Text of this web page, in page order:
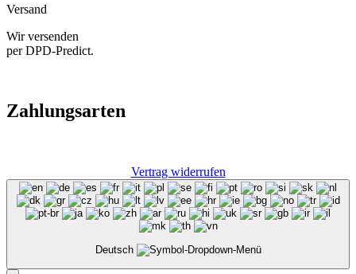
Versand
Wir versenden
per DPD-Predict.
Zahlungsarten
Vertrag widerrufen
Deutsch